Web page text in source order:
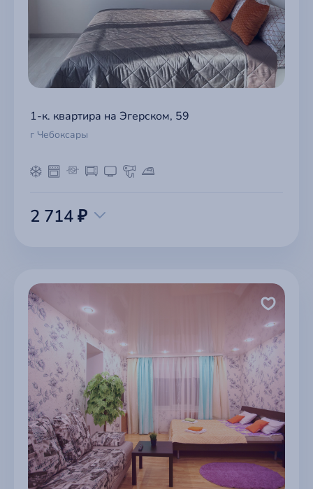
1-к. квартира на Эгерском, 59
г Чебоксары
2 714 ₽